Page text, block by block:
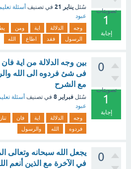
تصويتات
1
إجابة
سُئل يناير 21 في تصنيف أسئلة
عبود
وجه الدلالة اية ومن
الرسول
فقد اطاع الله
0
تصويتات
1
إجابة
بين وجه الدلالة من اية فان
فى شئ فردوه الى الله
مع الشرح
سُئل فبراير 8 في تصنيف أسئلة
عبود
وجه الدلالة اية فان
فردوه
الله والرسول
0
يجعل الله سبحانه وتعالى
في الآخرة مع الذين أنعم